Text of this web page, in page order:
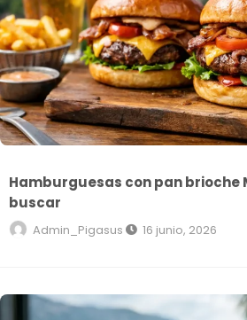
Hamburguesas con pan brioche
buscar
Admin_Pigasus 16 junio, 2026